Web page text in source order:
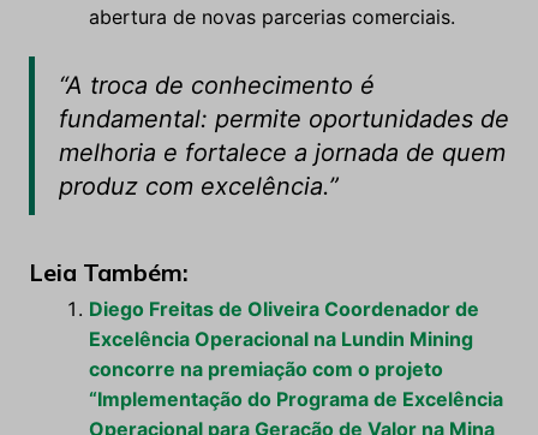
abertura de novas parcerias comerciais.
“A troca de conhecimento é
fundamental: permite oportunidades de
melhoria e fortalece a jornada de quem
produz com excelência.”
Leia Também:
Diego Freitas de Oliveira Coordenador de
Excelência Operacional na Lundin Mining
concorre na premiação com o projeto
“Implementação do Programa de Excelência
Operacional para Geração de Valor na Mina